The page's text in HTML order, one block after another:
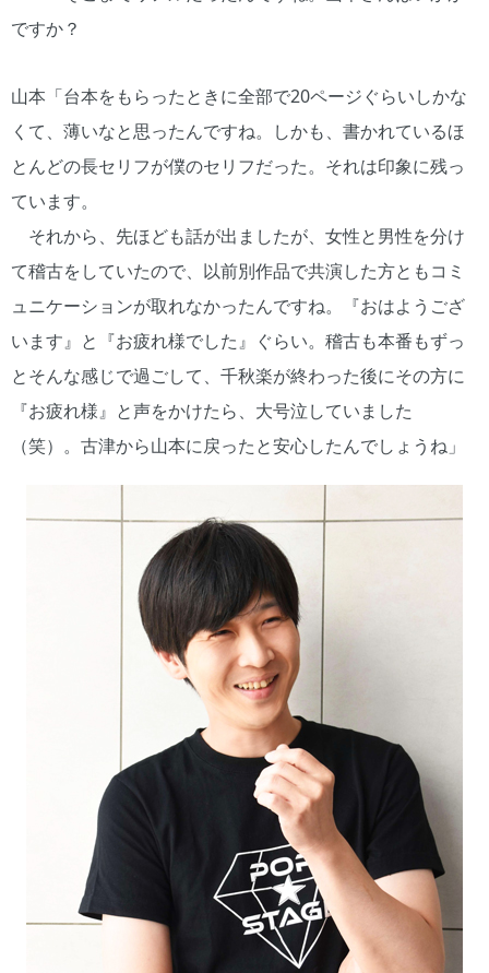
ですか？
山本「台本をもらったときに全部で20ページぐらいしかな
くて、薄いなと思ったんですね。しかも、書かれているほ
とんどの長セリフが僕のセリフだった。それは印象に残っ
ています。
それから、先ほども話が出ましたが、女性と男性を分け
て稽古をしていたので、以前別作品で共演した方ともコミ
ュニケーションが取れなかったんですね。『おはようござ
います』と『お疲れ様でした』ぐらい。稽古も本番もずっ
とそんな感じで過ごして、千秋楽が終わった後にその方に
『お疲れ様』と声をかけたら、大号泣していました
（笑）。古津から山本に戻ったと安心したんでしょうね」